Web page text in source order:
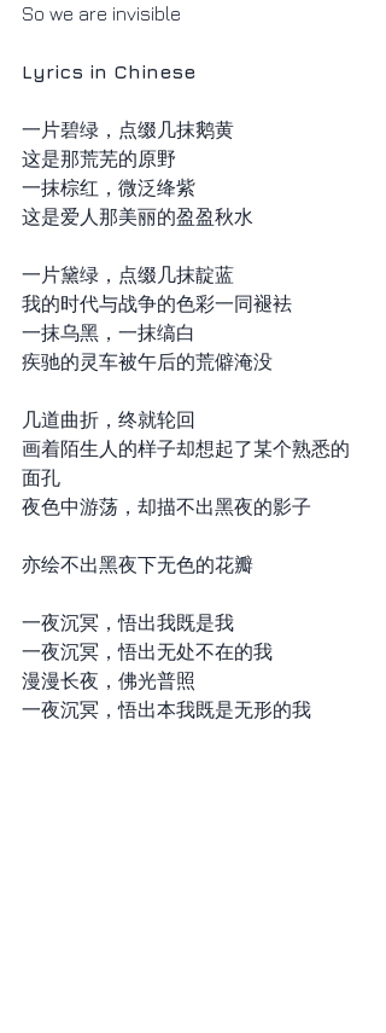
So we are invisible
Lyrics in Chinese
一片碧绿，点缀几抹鹅黄
这是那荒芜的原野
一抹棕红，微泛绛紫
这是爱人那美丽的盈盈秋水
一片黛绿，点缀几抹靛蓝
我的时代与战争的色彩一同褪袪
一抹乌黑，一抹缟白
疾驰的灵车被午后的荒僻淹没
几道曲折，终就轮回
画着陌生人的样子却想起了某个熟悉的
面孔
夜色中游荡，却描不出黑夜的影子
亦绘不出黑夜下无色的花瓣
一夜沉冥，悟出我既是我
一夜沉冥，悟出无处不在的我
漫漫长夜，佛光普照
一夜沉冥，悟出本我既是无形的我